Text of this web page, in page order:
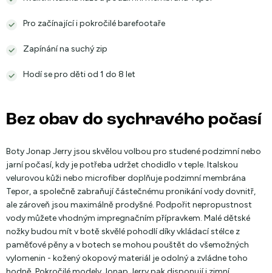
Pro začínající i pokročilé barefootaře
Zapínání na suchý zip
Hodí se pro děti od 1 do 8 let
Bez obav do sychravého počasí
Boty Jonap Jerry jsou skvělou volbou pro studené podzimní nebo
jarní počasí, kdy je potřeba udržet chodidlo v teple. Italskou
velurovou kůži nebo microfiber doplňuje podzimní membrána
Tepor, a společně zabraňují částečnému pronikání vody dovnitř,
ale zároveň jsou maximálně prodyšné. Podpořit nepropustnost
vody můžete vhodným impregnačním přípravkem. Malé dětské
nožky budou mít v botě skvělé pohodlí díky vkládací stélce z
paměťové pěny a v botech se mohou pouštět do všemožných
vylomenin - kožený okopový materiál je odolný a zvládne toho